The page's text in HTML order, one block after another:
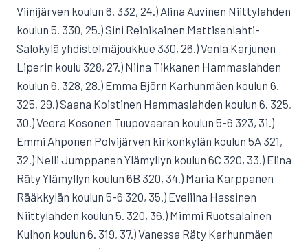
Viinijärven koulun 6. 332, 24.) Alina Auvinen Niittylahden
koulun 5. 330, 25.) Sini Reinikainen Mattisenlahti-
Salokylä yhdistelmäjoukkue 330, 26.) Venla Karjunen
Liperin koulu 328, 27.) Niina Tikkanen Hammaslahden
koulun 6. 328, 28.) Emma Björn Karhunmäen koulun 6.
325, 29.) Saana Koistinen Hammaslahden koulun 6. 325,
30.) Veera Kosonen Tuupovaaran koulun 5-6 323, 31.)
Emmi Ahponen Polvijärven kirkonkylän koulun 5A 321,
32.) Nelli Jumppanen Ylämyllyn koulun 6C 320, 33.) Elina
Räty Ylämyllyn koulun 6B 320, 34.) Maria Karppanen
Rääkkylän koulun 5-6 320, 35.) Eveliina Hassinen
Niittylahden koulun 5. 320, 36.) Mimmi Ruotsalainen
Kulhon koulun 6. 319, 37.) Vanessa Räty Karhunmäen